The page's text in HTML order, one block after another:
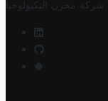
شركة مخزن التكنولوجيا